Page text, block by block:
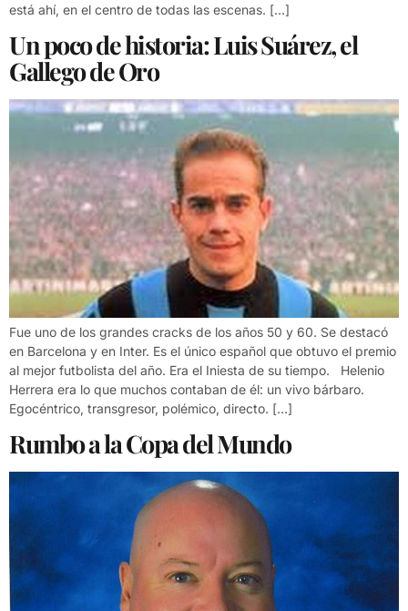
está ahí, en el centro de todas las escenas. […]
Un poco de historia: Luis Suárez, el
Gallego de Oro
Fue uno de los grandes cracks de los años 50 y 60. Se destacó
en Barcelona y en Inter. Es el único español que obtuvo el premio
al mejor futbolista del año. Era el Iniesta de su tiempo. Helenio
Herrera era lo que muchos contaban de él: un vivo bárbaro.
Egocéntrico, transgresor, polémico, directo. […]
Rumbo a la Copa del Mundo